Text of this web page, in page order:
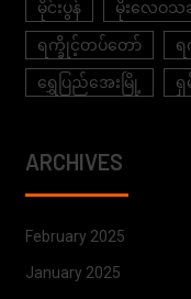
မိုင်းပွန် မိုးလေဝသ
ရက္ခိုင့်တပ်တော် ရ
ရွှေပြည်အေးမြို့ ရှ
ARCHIVES
February 2025
January 2025